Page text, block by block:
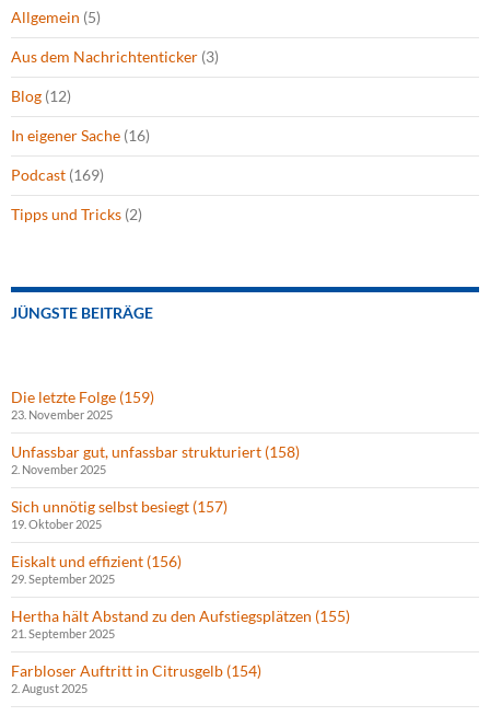
Allgemein (5)
Aus dem Nachrichtenticker (3)
Blog (12)
In eigener Sache (16)
Podcast (169)
Tipps und Tricks (2)
JÜNGSTE BEITRÄGE
Die letzte Folge (159)
23. November 2025
Unfassbar gut, unfassbar strukturiert (158)
2. November 2025
Sich unnötig selbst besiegt (157)
19. Oktober 2025
Eiskalt und effizient (156)
29. September 2025
Hertha hält Abstand zu den Aufstiegsplätzen (155)
21. September 2025
Farbloser Auftritt in Citrusgelb (154)
2. August 2025